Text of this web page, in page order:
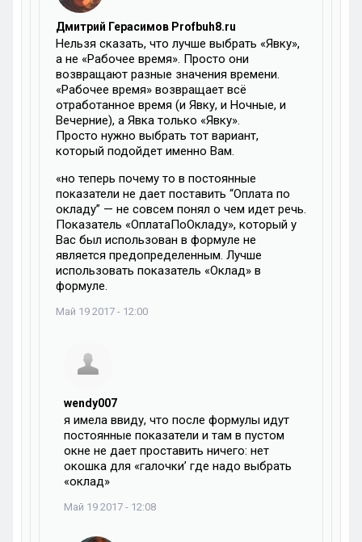
Дмитрий Герасимов Profbuh8.ru
Нельзя сказать, что лучше выбрать «Явку»,
а не «Рабочее время». Просто они
возвращают разные значения времени.
«Рабочее время» возвращает всё
отработанное время (и Явку, и Ночные, и
Вечерние), а Явка только «Явку».
Просто нужно выбрать тот вариант,
который подойдет именно Вам.
«но теперь почему то в постоянные
показатели не дает поставить “Оплата по
окладу” — не совсем понял о чем идет речь.
Показатель «ОплатаПоОкладу», который у
Вас был использован в формуле не
является предопределенным. Лучше
использовать показатель «Оклад» в
формуле.
Май 19 2017 - 12:00
wendy007
я имела ввиду, что после формулы идут
постоянные показатели и там в пустом
окне не дает проставить ничего: нет
окошка для «галочки’ где надо выбрать
«оклад»
Май 19 2017 - 12:08